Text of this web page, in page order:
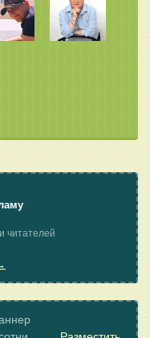
читателей